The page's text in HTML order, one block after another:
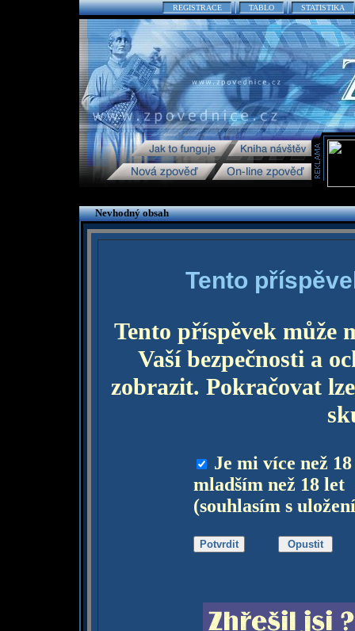
REGISTRACE TABLO STATISTIKA
Nevhodný obsah
Tento
Tento příspěvek může
Vaší bezpečnosti a
zobrazit. Pokračovat
Je mi více než
mladším než 18 let
(souhlasím s